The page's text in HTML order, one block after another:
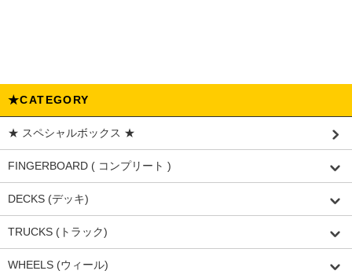
★CATEGORY
★ スペシャルボックス ★
FINGERBOARD ( コンプリート )
DECKS (デッキ)
TRUCKS (トラック)
WHEELS (ウィール)